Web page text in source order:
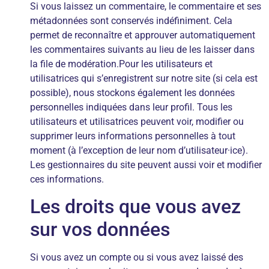
Si vous laissez un commentaire, le commentaire et ses
métadonnées sont conservés indéfiniment. Cela
permet de reconnaître et approuver automatiquement
les commentaires suivants au lieu de les laisser dans
la file de modération.Pour les utilisateurs et
utilisatrices qui s’enregistrent sur notre site (si cela est
possible), nous stockons également les données
personnelles indiquées dans leur profil. Tous les
utilisateurs et utilisatrices peuvent voir, modifier ou
supprimer leurs informations personnelles à tout
moment (à l’exception de leur nom d’utilisateur·ice).
Les gestionnaires du site peuvent aussi voir et modifier
ces informations.
Les droits que vous avez
sur vos données
Si vous avez un compte ou si vous avez laissé des